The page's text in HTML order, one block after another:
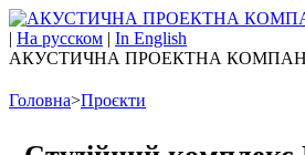
| На русском | In English
АКУСТИЧНА ПРОЕКТНА
Головна>Проєкти